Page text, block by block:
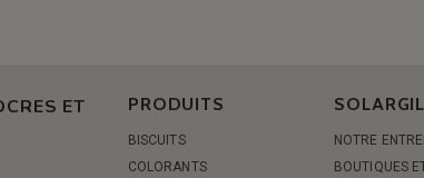
ET
PRODUITS
BISCUITS
COLORANTS
SOLARGIL
NOTRE
BOUTIQUES